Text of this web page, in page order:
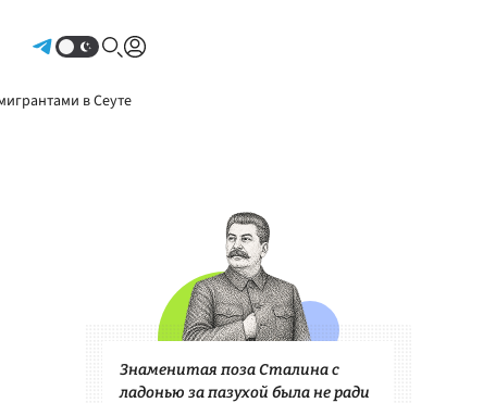
в Сеуте
Знаменитая поза Сталина с
ладонью за пазухой была не ради